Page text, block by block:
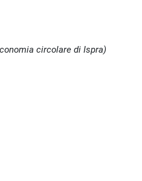
circolare di Ispra)